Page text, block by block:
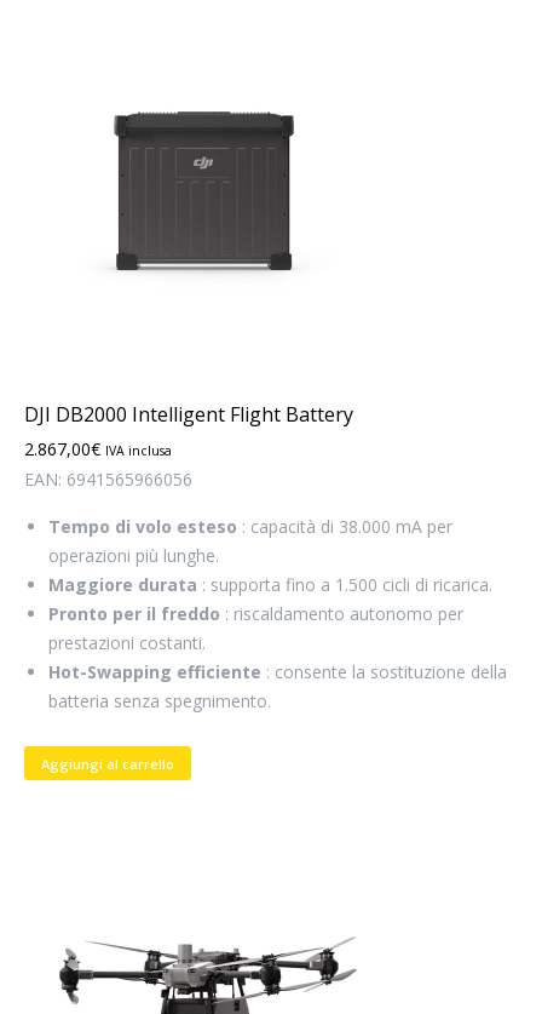
DJI DB2000 Intelligent Flight Battery
2.867,00€ IVA inclusa
EAN: 6941565966056
Tempo di volo esteso : capacità di 38.000 mA per
operazioni più lunghe.
Maggiore durata : supporta fino a 1.500 cicli di ricarica.
Pronto per il freddo : riscaldamento autonomo per
prestazioni costanti.
Hot-Swapping efficiente : consente la sostituzione della
batteria senza spegnimento.
Aggiungi al carrello